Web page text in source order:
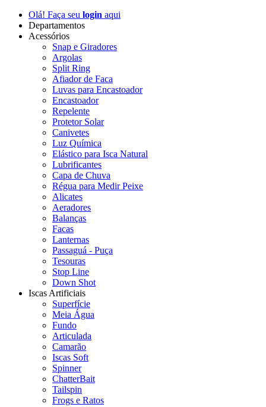
Olá! Faça seu login aqui
Departamentos
Acessórios
Snap e Giradores
Argolas
Split Ring
Afiador de Faca
Luvas para Encastoador
Encastoador
Repelente
Protetor Solar
Canivetes
Luz Química
Elástico para Isca Natural
Lubrificantes
Capa de Chuva
Régua para Medir Peixe
Alicates
Aeradores
Balanças
Facas
Lanternas
Passaguá - Puça
Tesouras
Stop Line
Down Shot
Iscas Artificiais
Superfície
Meia Água
Fundo
Articulada
Camarão
Iscas Soft
Spinner
ChatterBait
Tailspin
Frogs e Ratos